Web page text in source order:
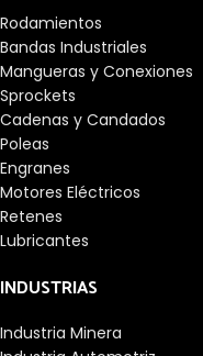
Rodamientos
Bandas Industriales
Mangueras y Conexiones
Sprockets
Cadenas y Candados
Poleas
Engranes
Motores Eléctricos
Retenes
Lubricantes
INDUSTRIAS
Industria Minera